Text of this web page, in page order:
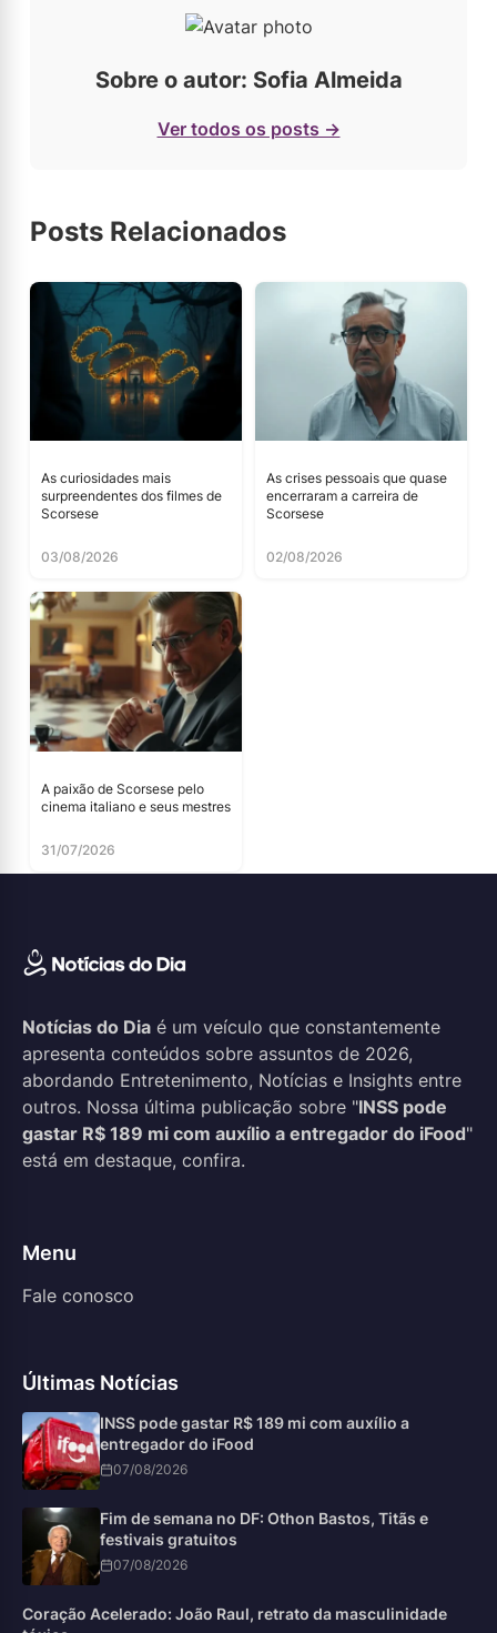
Sobre o autor: Sofia Almeida
Ver todos os posts →
Posts Relacionados
As curiosidades mais
surpreendentes dos filmes de
Scorsese
03/08/2026
As crises pessoais que quase
encerraram a carreira de
Scorsese
02/08/2026
A paixão de Scorsese pelo
cinema italiano e seus mestres
31/07/2026
Notícias do Dia é um veículo que constantemente
apresenta conteúdos sobre assuntos de 2026,
abordando Entretenimento, Notícias e Insights entre
outros. Nossa última publicação sobre "INSS pode
gastar R$ 189 mi com auxílio a entregador do iFood"
está em destaque, confira.
Menu
Fale conosco
Últimas Notícias
INSS pode gastar R$ 189 mi com auxílio a
entregador do iFood
07/08/2026
Fim de semana no DF: Othon Bastos, Titãs e
festivais gratuitos
07/08/2026
Coração Acelerado: João Raul, retrato da masculinidade